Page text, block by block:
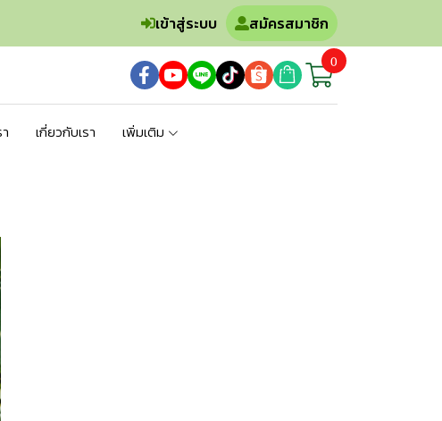
เข้าสู่ระบบ สมัครสมาชิก
0
เกี่ยวกับเรา เพิ่มเติม